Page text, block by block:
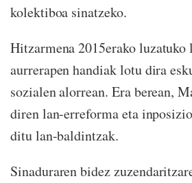
kolektiboa sinatzeko.
Hitzarmena 2015erako luzatuko
aurrerapen handiak lotu dira
sozialen alorrean. Era berean,
diren lan-erreforma eta
ditu lan-baldintzak.
Sinaduraren bidez